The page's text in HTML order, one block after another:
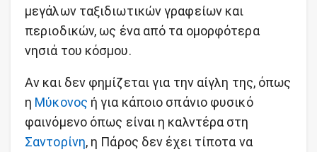
μεγάλων ταξιδιωτικών γραφείων και
περιοδικών, ως ένα από τα ομορφότερα
νησιά του κόσμου.
Αν και δεν φημίζεται για την αίγλη της, όπως
η Μύκονος ή για κάποιο σπάνιο φυσικό
φαινόμενο όπως είναι η καλντέρα στη
Σαντορίνη, η Πάρος δεν έχει τίποτα να